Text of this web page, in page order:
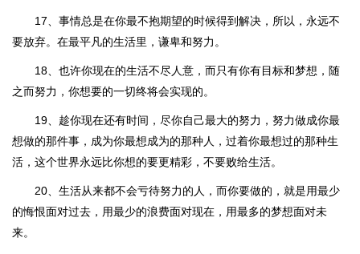
17、事情总是在你最不抱期望的时候得到解决，所以，永远不
要放弃。在最平凡的生活里，谦卑和努力。
18、也许你现在的生活不尽人意，而只有你有目标和梦想，随
之而努力，你想要的一切终将会实现的。
19、趁你现在还有时间，尽你自己最大的努力，努力做成你最
想做的那件事，成为你最想成为的那种人，过着你最想过的那种生
活，这个世界永远比你想的要更精彩，不要败给生活。
20、生活从来都不会亏待努力的人，而你要做的，就是用最少
的悔恨面对过去，用最少的浪费面对现在，用最多的梦想面对未
来。